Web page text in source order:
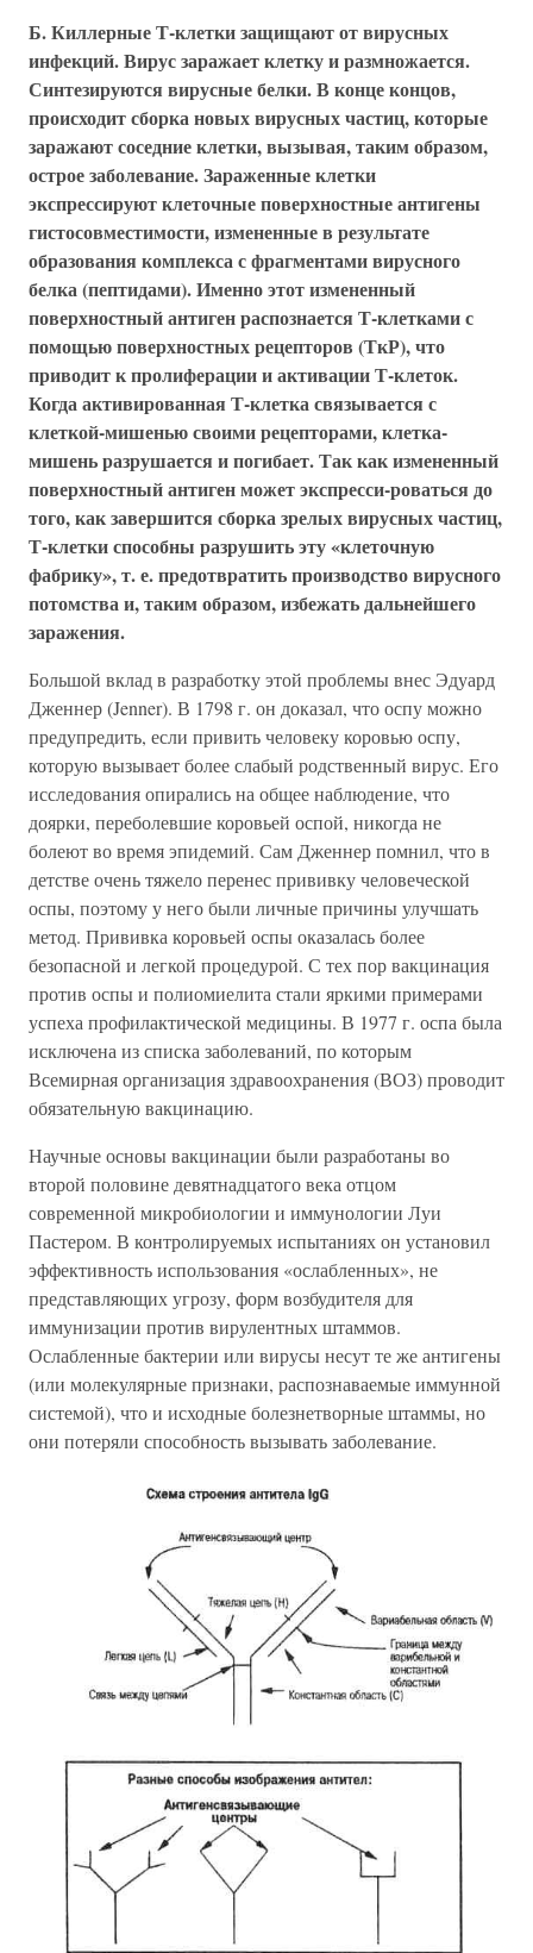
Б. Киллерные Т-клетки защищают от вирусных
инфекций. Вирус заражает клетку и размножается.
Синтезируются вирусные белки. В конце концов,
происходит сборка новых вирусных частиц, которые
заражают соседние клетки, вызывая, таким образом,
острое заболевание. Зараженные клетки
экспрессируют клеточные поверхностные антигены
гистосовместимости, измененные в результате
образования комплекса с фрагментами вирусного
белка (пептидами). Именно этот измененный
поверхностный антиген распознается Т-клетками с
помощью поверхностных рецепторов (ТкР), что
приводит к пролиферации и активации Т-клеток.
Когда активированная Т-клетка связывается с
клеткой-мишенью своими рецепторами, клетка-
мишень разрушается и погибает. Так как измененный
поверхностный антиген может экспресси-роваться до
того, как завершится сборка зрелых вирусных частиц,
Т-клетки способны разрушить эту «клеточную
фабрику», т. е. предотвратить производство вирусного
потомства и, таким образом, избежать дальнейшего
заражения.
Большой вклад в разработку этой проблемы внес Эдуард
Дженнер (Jenner). В 1798 г. он доказал, что оспу можно
предупредить, если привить человеку коровью оспу,
которую вызывает более слабый родственный вирус. Его
исследования опирались на общее наблюдение, что
доярки, переболевшие коровьей оспой, никогда не
болеют во время эпидемий. Сам Дженнер помнил, что в
детстве очень тяжело перенес прививку человеческой
оспы, поэтому у него были личные причины улучшать
метод. Прививка коровьей оспы оказалась более
безопасной и легкой процедурой. С тех пор вакцинация
против оспы и полиомиелита стали яркими примерами
успеха профилактической медицины. В 1977 г. оспа была
исключена из списка заболеваний, по которым
Всемирная организация здравоохранения (ВОЗ) проводит
обязательную вакцинацию.
Научные основы вакцинации были разработаны во
второй половине девятнадцатого века отцом
современной микробиологии и иммунологии Луи
Пастером. В контролируемых испытаниях он установил
эффективность использования «ослабленных», не
представляющих угрозу, форм возбудителя для
иммунизации против вирулентных штаммов.
Ослабленные бактерии или вирусы несут те же антигены
(или молекулярные признаки, распознаваемые иммунной
системой), что и исходные болезнетворные штаммы, но
они потеряли способность вызывать заболевание.